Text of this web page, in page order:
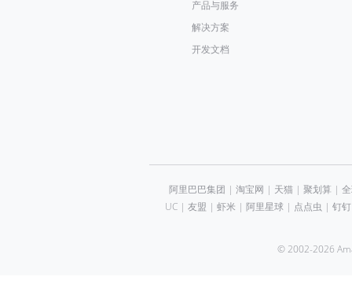
产品与服务
解决方案
开发文档
阿里巴巴集团 |淘宝网 | 天猫 |聚划算 |
UC |友盟 |虾米 |阿里星球 | 点点虫 |钉钉
© 2002-2026